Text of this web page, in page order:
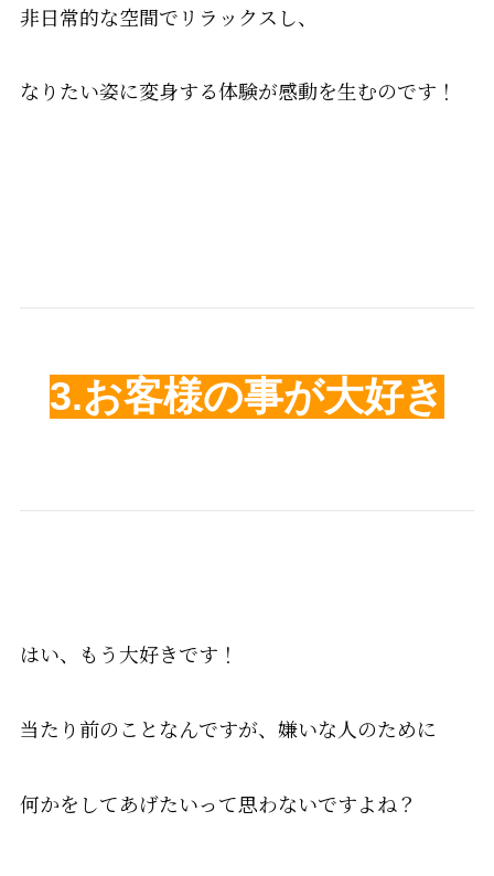
非日常的な空間でリラックスし、
なりたい姿に変身する体験が感動を生むのです！
3.お客様の事が大好き
はい、もう大好きです！
当たり前のことなんですが、嫌いな人のために
何かをしてあげたいって思わないですよね？